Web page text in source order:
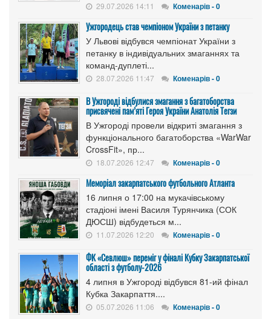
29.07.2026 14:11 Коменарів - 0
Ужгородець став чемпіоном України з петанку
У Львові відбувся чемпіонат України з
петанку в індивідуальних змаганнях та
команд-дуплеті...
28.07.2026 11:47 Коменарів - 0
В Ужгороді відбулися змагання з багатоборства
присвячені пам’яті Героя України Анатолія Тегзи
В Ужгороді провели відкриті змагання з
функціонального багатоборства «WarWar
CrossFit», пр...
18.07.2026 12:47 Коменарів - 0
Меморіал закарпатського футбольного Атланта
16 липня о 17:00 на мукачівському
стадіоні імені Василя Турянчика (СОК
ДЮСШ) відбудеться м...
11.07.2026 12:20 Коменарів - 0
ФК «Севлюш» переміг у фіналі Кубку Закарпатської
області з футболу-2026
4 липня в Ужгороді відбувся 81-ий фінал
Кубка Закарпаття....
05.07.2026 11:06 Коменарів - 0